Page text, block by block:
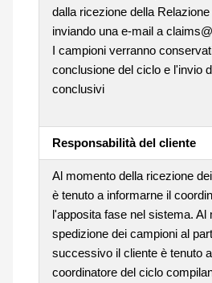
dalla ricezione della
inviando una e-mail a
I campioni verranno
conclusione del ciclo e l'invio
conclusivi
Responsabilità del cliente
Al momento della ricezione
è tenuto a informarne il
l'apposita fase nel sistema. Al
spedizione dei campioni al
successivo il cliente è tenuto
coordinatore del ciclo